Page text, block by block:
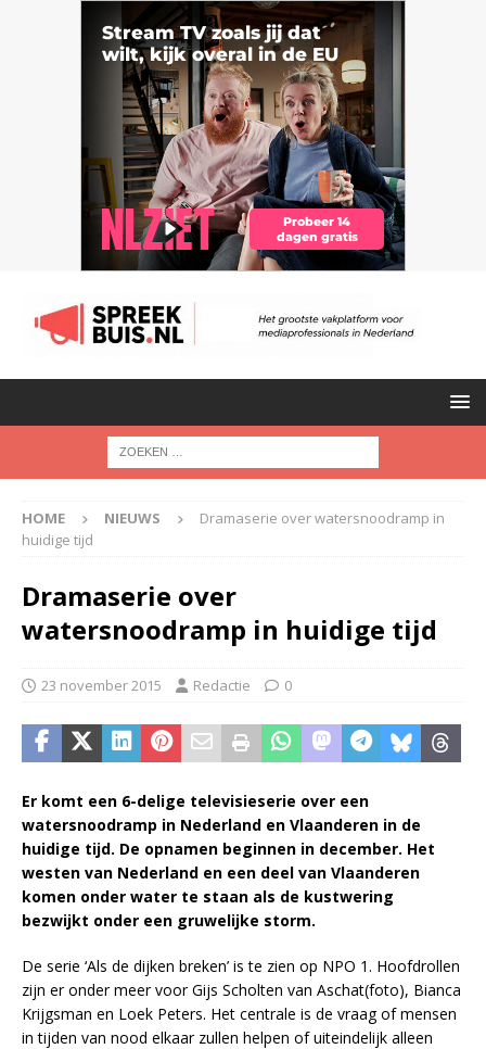
HOME NIEUWS
Dramaserie over watersnoodramp in
huidige tijd
Dramaserie over
watersnoodramp in huidige tijd
23 november 2015 Redactie 0
Er komt een 6-delige televisieserie over een
watersnoodramp in Nederland en Vlaanderen in de
huidige tijd. De opnamen beginnen in december. Het
westen van Nederland en een deel van Vlaanderen
komen onder water te staan als de kustwering
bezwijkt onder een gruwelijke storm.
De serie ‘Als de dijken breken’ is te zien op NPO 1. Hoofdrollen
zijn er onder meer voor Gijs Scholten van Aschat(foto), Bianca
Krijgsman en Loek Peters. Het centrale is de vraag of mensen
in tijden van nood elkaar zullen helpen of uiteindelijk alleen